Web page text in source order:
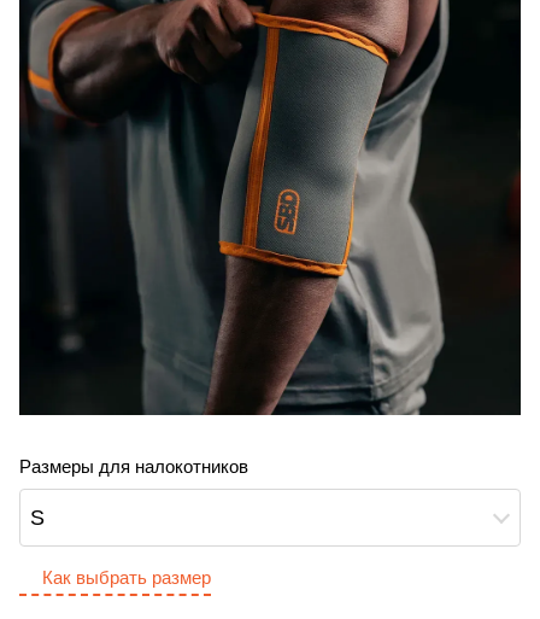
Размеры для налокотников
S
Как выбрать размер